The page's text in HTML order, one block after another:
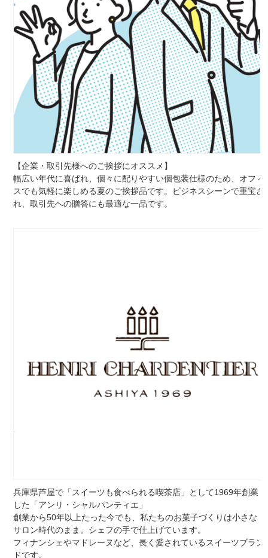
【企業・取引先様へのご挨拶にオススメ】
幅広い年代に喜ばれ、個々に配りやすい個包装仕様のため、オフィ
スでも気軽に楽しめる夏のご挨拶品です。ビジネスシーンで重宝さ
れ、取引先への贈答にも最適な一品です。
兵庫県芦屋で「スイーツも食べられる喫茶店」として1969年創業
した「アンリ・シャルパンティエ」
創業から50年以上たった今でも、私たちのお菓子づくりは小さな
サロン時代のまま。シェフの手で仕上げています。
フィナンシェやマドレーヌなど、長く愛されているスイーツブラン
ドです。